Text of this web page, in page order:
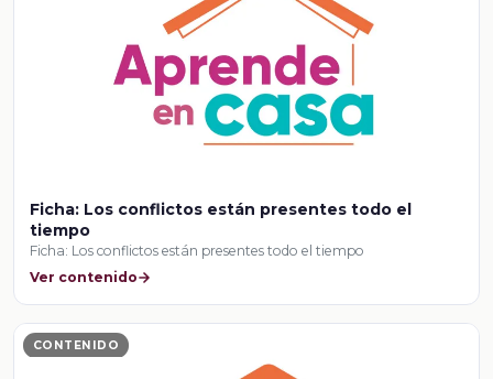
Ficha: Los conflictos están presentes todo el
tiempo
Ficha: Los conflictos están presentes todo el tiempo
Ver contenido
CONTENIDO